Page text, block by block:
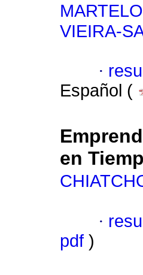
VIEIRA-
·
Español (
en
·
pdf )